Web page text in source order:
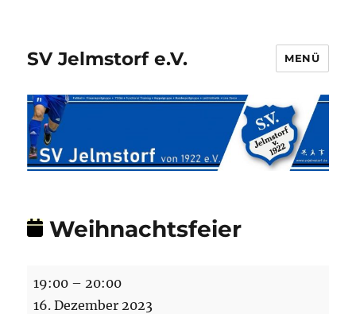
SV Jelmstorf e.V. MENÜ
Weihnachtsfeier
19:00 – 20:00
16. Dezember 2023